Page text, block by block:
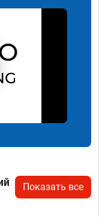
Показать все